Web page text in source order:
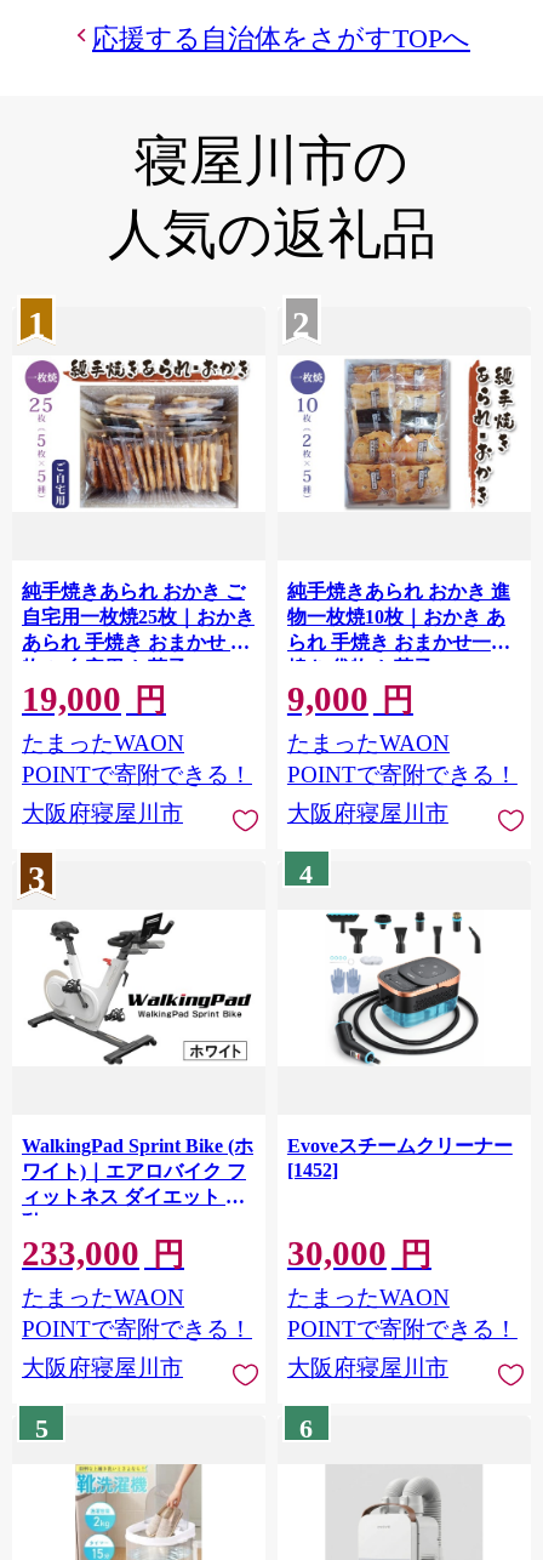
応援する自治体をさがすTOPへ
寝屋川市の
人気の返礼品
1
純手焼きあられ おかき ご
自宅用一枚焼25枚｜おかき
あられ 手焼き おまかせ 袋
物 ご自宅用 お菓子 [1522]
19,000 円
たまったWAON
POINTで寄附できる！
大阪府寝屋川市
2
純手焼きあられ おかき 進
物一枚焼10枚｜おかき あ
られ 手焼き おまかせ一枚
焼き 袋物 お菓子 [1521]
9,000 円
たまったWAON
POINTで寄附できる！
大阪府寝屋川市
3
WalkingPad Sprint Bike (ホ
ワイト)｜エアロバイク フ
ィットネス ダイエット 運
動 [1458]
233,000 円
たまったWAON
POINTで寄附できる！
大阪府寝屋川市
4
Evoveスチームクリーナー
[1452]
30,000 円
たまったWAON
POINTで寄附できる！
大阪府寝屋川市
5 6